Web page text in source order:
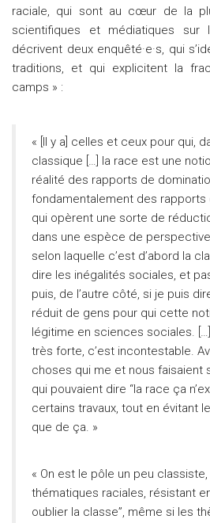
raciale, qui sont au cœur de la
scientifiques et médiatiques
décrivent deux enquêté·e·s, qui
traditions, et qui explicitent la
camps » :
« [Il y a] celles et ceux pour qui,
classique […] la race est une
réalité des rapports de
fondamentalement des
qui opèrent une sorte de
dans une espèce de
selon laquelle c’est d’abord la
dire les inégalités sociales, et
puis, de l’autre côté, si je puis
réduit de gens pour qui cette
légitime en sciences sociales.
très forte, c’est incontestable.
choses qui me et nous faisaient
qui pouvaient dire “la race ça
certains travaux, tout en évitant
que de ça. »
« On est le pôle un peu
thématiques raciales, résistant
oublier la classe”, même si les